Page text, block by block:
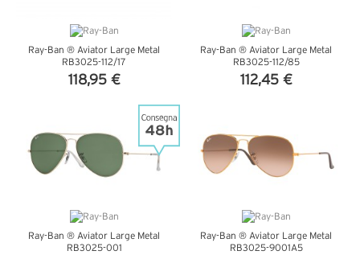
Ray-Ban ® Aviator Large Metal
RB3025-112/17
118,95 €
Ray-Ban ® Aviator Large Metal
RB3025-112/85
112,45 €
Ray-Ban ® Aviator Large Metal
RB3025-001
Ray-Ban ® Aviator Large Metal
RB3025-9001A5